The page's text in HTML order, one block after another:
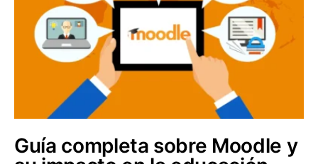
Guía completa sobre Moodle y